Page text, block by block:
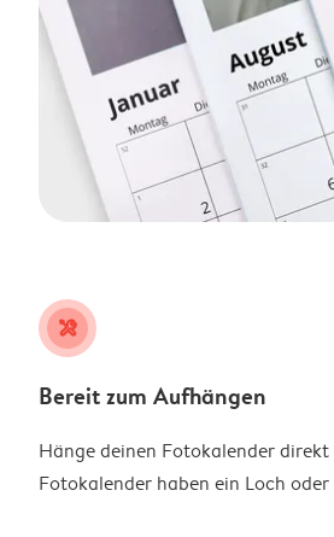
tools
Bereit zum Aufhängen
Hänge deinen Fotokalender direkt
Fotokalender haben ein Loch